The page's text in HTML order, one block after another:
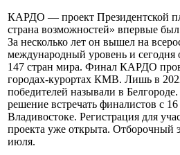
КАРДО — проект Президентской
страна возможностей» впервые
За несколько лет он вышел на
международный уровень и сегодня
147 стран мира. Финал КАРДО
городах-курортах КМВ. Лишь в
победителей называли в
решение встречать финалистов с
Владивостоке. Регистрация для
проекта уже открыта. Отборочный
июля.